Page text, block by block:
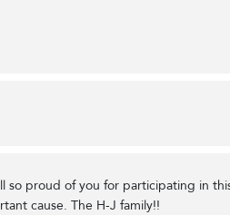
so proud of you for participating in
cause. The H-J family!!